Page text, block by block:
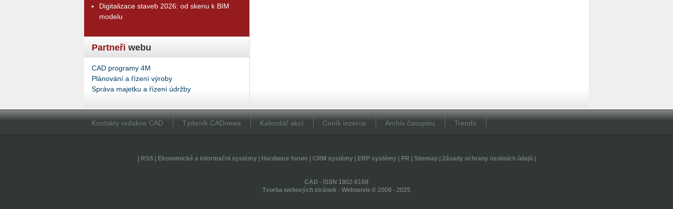
Digitalizace staveb 2026: od skenu k BIM
modelu
Partneři webu
CAD programy 4M
Plánování a řízení výroby
Správa majetku a řízení údržby
Kontakty redakce CAD Týdeník CADnews Kalendář akcí Ceník inzerce Archív časopisu Trends
RSS| Ekonomické a informační systémy| Hardware forum CRM systémy| ERP systémy| PR Sitemap| Zásady ochrany osobních údajů|
CAD - ISSN 1802-6168
Tvorba webových stránek - Webservis © 2009 - 2025